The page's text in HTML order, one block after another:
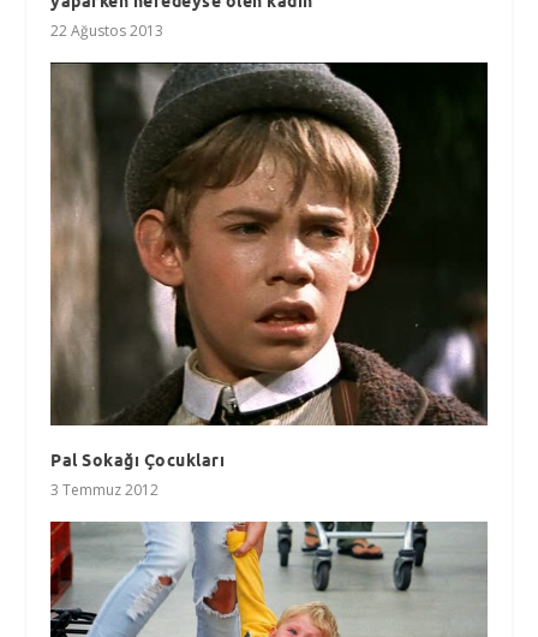
22 Ağustos 2013
Pal Sokağı Çocukları
3 Temmuz 2012